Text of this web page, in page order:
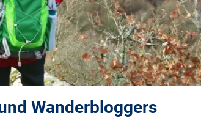
Wanderbloggers